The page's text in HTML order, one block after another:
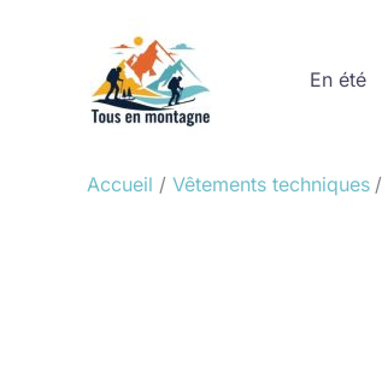
En été
Accueil Vêtements techniques